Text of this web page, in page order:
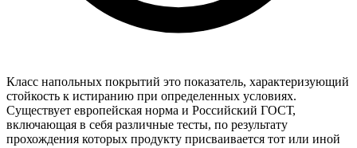
Класс напольных покрытий это показатель, характеризующий
стойкость к истиранию при определенных условиях.
Существует европейская норма и Российский ГОСТ,
включающая в себя различные тесты, по результату
прохождения которых продукту присваивается тот или иной